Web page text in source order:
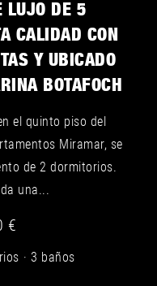
LUJO DE 5
CALIDAD CON
Y UBICADO
BOTAFOCH
el quinto piso del
Miramar, se
de 2 dormitorios.
una...
€
3 baños